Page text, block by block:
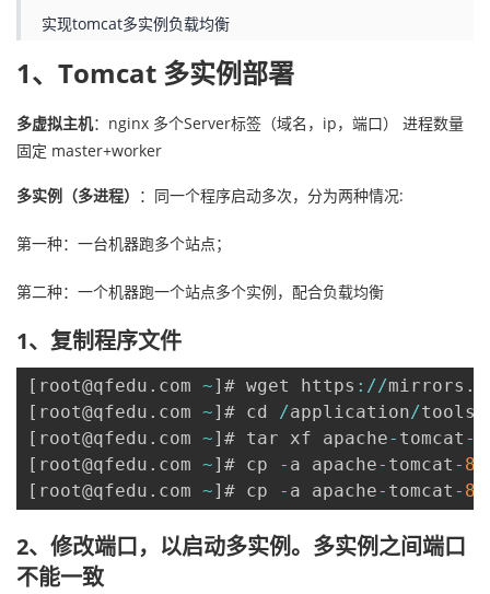
者
的
博
客
我
的
论
坛
我
的
圈
子
我
的
直
播
我
的
活
动
我
的
关
注
我
的
开
发
我
的
Programs
我
的
实现tomcat多实例负载均衡
1、Tomcat 多实例部署
多虚拟主机：nginx 多个Server标签（域名，ip，端口） 进程数量
固定 master+worker
多实例（多进程） ：同一个程序启动多次，分为两种情况:
第一种：一台机器跑多个站点；
第二种：一个机器跑一个站点多个实例，配合负载均衡
1、复制程序文件
[ root@qfedu . com ~] # wget https : //mirrors .
[ root@qfedu . com ~] # cd /application/tools
[ root@qfedu . com ~] # tar xf apache- tomcat -
[ root@qfedu . com ~] # cp - a apache- tomcat -
[ root@qfedu . com ~] # cp - a apache- tomcat -
2、修改端口，以启动多实例。多实例之间端口
不能一致